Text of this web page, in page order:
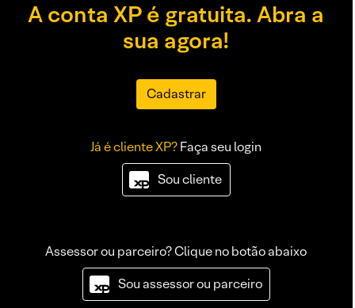
A conta XP é gratuita. Abra a
sua agora!
Cadastrar
Já é cliente XP?Faça seu login
Sou cliente
Assessor ou parceiro? Clique no botão abaixo
Sou assessor ou parceiro